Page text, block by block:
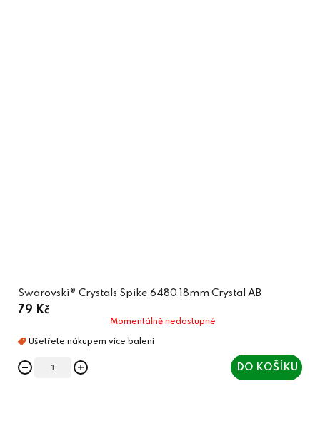
Swarovski® Crystals Spike 6480 18mm Crystal AB
79 Kč
Momentálně nedostupné
DO KOŠÍKU